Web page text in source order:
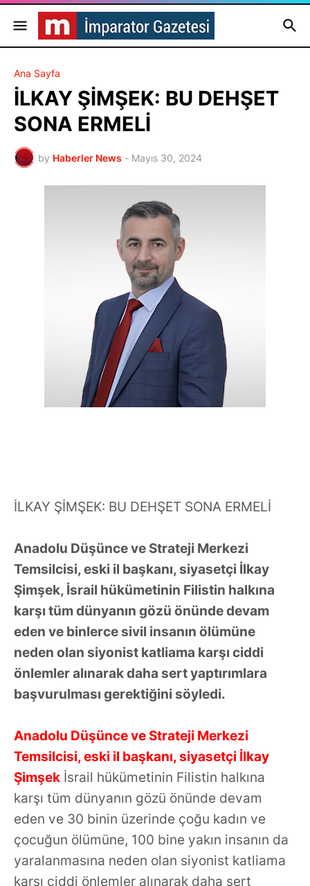
Ana Sayfa
İLKAY ŞİMŞEK: BU DEHŞET
SONA ERMELİ
by Haberler News - Mayıs 30, 2024
İLKAY ŞİMŞEK: BU DEHŞET SONA ERMELİ
Anadolu Düşünce ve Strateji Merkezi
Temsilcisi, eski il başkanı, siyasetçi İlkay
Şimşek, İsrail hükümetinin Filistin halkına
karşı tüm dünyanın gözü önünde devam
eden ve binlerce sivil insanın ölümüne
neden olan siyonist katliama karşı ciddi
önlemler alınarak daha sert yaptırımlara
başvurulması gerektiğini söyledi.
Anadolu Düşünce ve Strateji Merkezi
Temsilcisi, eski il başkanı, siyasetçi İlkay
Şimşek İsrail hükümetinin Filistin halkına
karşı tüm dünyanın gözü önünde devam
eden ve 30 binin üzerinde çoğu kadın ve
çocuğun ölümüne, 100 bine yakın insanın da
yaralanmasına neden olan siyonist katliama
karşı ciddi önlemler alınarak daha sert